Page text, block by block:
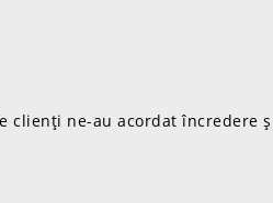
clienți ne-au acordat încredere